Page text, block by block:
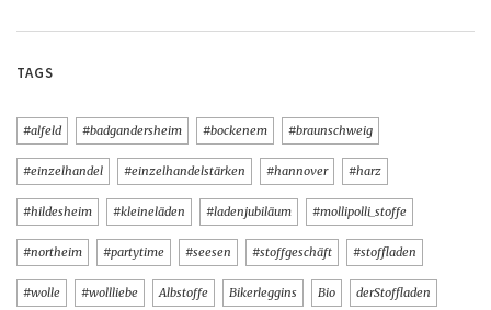
TAGS
#alfeld #badgandersheim #bockenem #braunschweig
#einzelhandel #einzelhandelstärken #hannover #harz
#hildesheim #kleineläden #ladenjubiläum #mollipolli_stoffe
#northeim #partytime #seesen #stoffgeschäft #stoffladen
#wolle #wollliebe Albstoffe Bikerleggins Bio derStoffladen